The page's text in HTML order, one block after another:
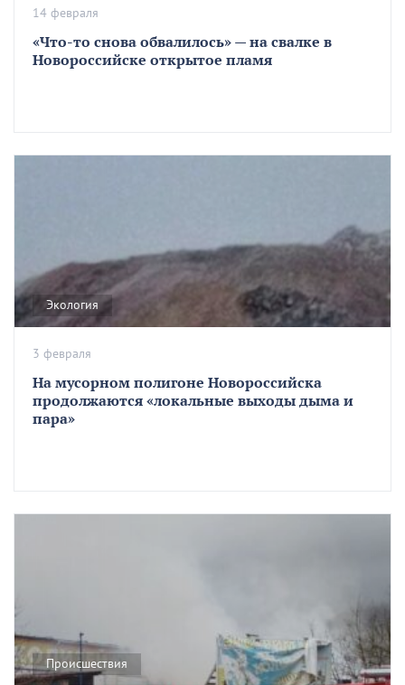
«Что-то снова обвалилось» — на свалке в
Новороссийске открытое пламя
14 февраля
Экология
На мусорном полигоне Новороссийска
продолжаются «локальные выходы дыма и
пара»
3 февраля
Происшествия